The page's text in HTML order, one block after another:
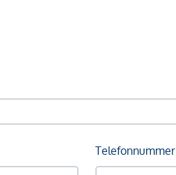
Telefonnummer